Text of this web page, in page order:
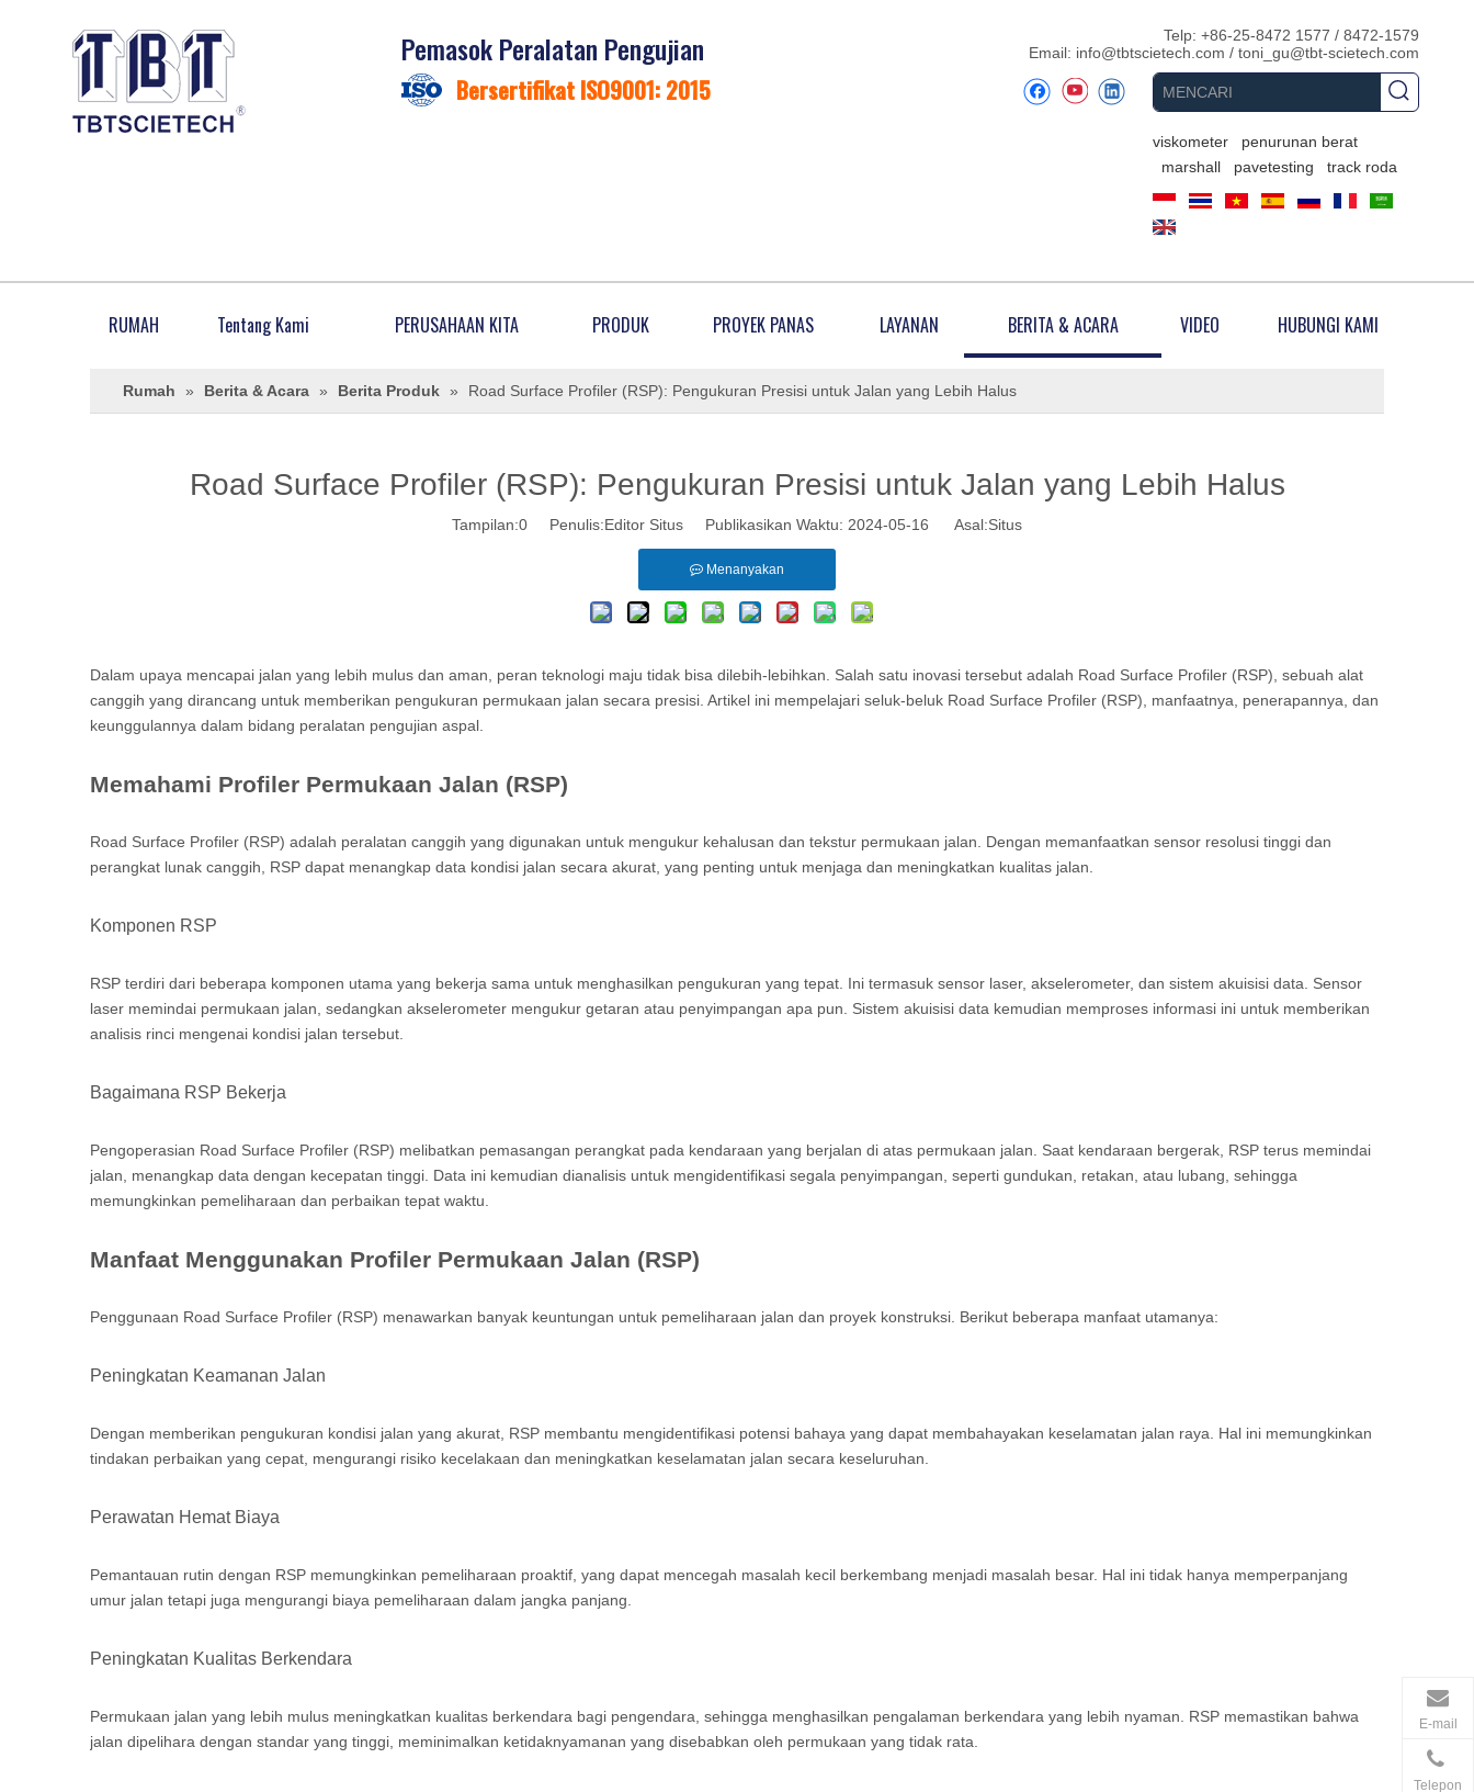
Pemasok Peralatan Pengujian
Bersertifikat ISO9001: 2015
Telp: +86-25-8472 1577 / 8472-1579
Email: info@tbtscietech.com / toni_gu@tbt-scietech.com
viskometer
penurunan berat
marshall
pavetesting track roda
RUMAH Tentang Kami PERUSAHAAN KITA PRODUK PROYEK PANAS LAYANAN BERITA & ACARA VIDEO HUBUNGI KAMI
Rumah » Berita & Acara » Berita Produk » Road Surface Profiler (RSP): Pengukuran Presisi untuk Jalan yang Lebih Halus
Road Surface Profiler (RSP): Pengukuran Presisi untuk Jalan yang Lebih Halus
Tampilan:0 Penulis:Editor Situs Publikasikan Waktu: 2024-05-16 Asal:Situs
Menanyakan
Dalam upaya mencapai jalan yang lebih mulus dan aman, peran teknologi maju tidak bisa dilebih-lebihkan. Salah satu inovasi tersebut adalah Road Surface Profiler (RSP), sebuah alat
canggih yang dirancang untuk memberikan pengukuran permukaan jalan secara presisi. Artikel ini mempelajari seluk-beluk Road Surface Profiler (RSP), manfaatnya, penerapannya, dan
keunggulannya dalam bidang peralatan pengujian aspal.
Memahami Profiler Permukaan Jalan (RSP)
Road Surface Profiler (RSP) adalah peralatan canggih yang digunakan untuk mengukur kehalusan dan tekstur permukaan jalan. Dengan memanfaatkan sensor resolusi tinggi dan
perangkat lunak canggih, RSP dapat menangkap data kondisi jalan secara akurat, yang penting untuk menjaga dan meningkatkan kualitas jalan.
Komponen RSP
RSP terdiri dari beberapa komponen utama yang bekerja sama untuk menghasilkan pengukuran yang tepat. Ini termasuk sensor laser, akselerometer, dan sistem akuisisi data. Sensor
laser memindai permukaan jalan, sedangkan akselerometer mengukur getaran atau penyimpangan apa pun. Sistem akuisisi data kemudian memproses informasi ini untuk memberikan
analisis rinci mengenai kondisi jalan tersebut.
Bagaimana RSP Bekerja
Pengoperasian Road Surface Profiler (RSP) melibatkan pemasangan perangkat pada kendaraan yang berjalan di atas permukaan jalan. Saat kendaraan bergerak, RSP terus memindai
jalan, menangkap data dengan kecepatan tinggi. Data ini kemudian dianalisis untuk mengidentifikasi segala penyimpangan, seperti gundukan, retakan, atau lubang, sehingga
memungkinkan pemeliharaan dan perbaikan tepat waktu.
Manfaat Menggunakan Profiler Permukaan Jalan (RSP)
Penggunaan Road Surface Profiler (RSP) menawarkan banyak keuntungan untuk pemeliharaan jalan dan proyek konstruksi. Berikut beberapa manfaat utamanya:
Peningkatan Keamanan Jalan
Dengan memberikan pengukuran kondisi jalan yang akurat, RSP membantu mengidentifikasi potensi bahaya yang dapat membahayakan keselamatan jalan raya. Hal ini memungkinkan
tindakan perbaikan yang cepat, mengurangi risiko kecelakaan dan meningkatkan keselamatan jalan secara keseluruhan.
Perawatan Hemat Biaya
Pemantauan rutin dengan RSP memungkinkan pemeliharaan proaktif, yang dapat mencegah masalah kecil berkembang menjadi masalah besar. Hal ini tidak hanya memperpanjang
umur jalan tetapi juga mengurangi biaya pemeliharaan dalam jangka panjang.
Peningkatan Kualitas Berkendara
Permukaan jalan yang lebih mulus meningkatkan kualitas berkendara bagi pengendara, sehingga menghasilkan pengalaman berkendara yang lebih nyaman. RSP memastikan bahwa
jalan dipelihara dengan standar yang tinggi, meminimalkan ketidaknyamanan yang disebabkan oleh permukaan yang tidak rata.
E-mail
Telepon